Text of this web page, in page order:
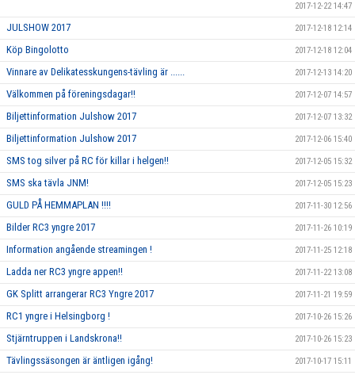
2017-12-22 14:47
JULSHOW 2017 2017-12-18 12:14
Köp Bingolotto 2017-12-18 12:04
Vinnare av Delikatesskungens-tävling är ...... 2017-12-13 14:20
Välkommen på föreningsdagar!! 2017-12-07 14:57
Biljettinformation Julshow 2017 2017-12-07 13:32
Biljettinformation Julshow 2017 2017-12-06 15:40
SMS tog silver på RC för killar i helgen!! 2017-12-05 15:32
SMS ska tävla JNM! 2017-12-05 15:23
GULD PÅ HEMMAPLAN !!!! 2017-11-30 12:56
Bilder RC3 yngre 2017 2017-11-26 10:19
Information angående streamingen ! 2017-11-25 12:18
Ladda ner RC3 yngre appen!! 2017-11-22 13:08
GK Splitt arrangerar RC3 Yngre 2017 2017-11-21 19:59
RC1 yngre i Helsingborg ! 2017-10-26 15:26
Stjärntruppen i Landskrona!! 2017-10-26 15:23
Tävlingssäsongen är äntligen igång! 2017-10-17 15:11